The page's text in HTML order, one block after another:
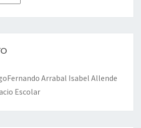
Fernando Arrabal Isabel Allende
Escolar